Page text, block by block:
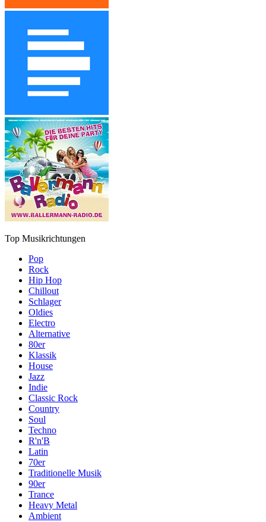
Top Musikrichtungen
Pop
Rock
Hip Hop
Chillout
Schlager
Oldies
Electro
Alternative
80er
Klassik
House
Jazz
Indie
Classic Rock
Country
Soul
Techno
R'n'B
Latin
70er
Traditionelle Musik
90er
Trance
Heavy Metal
Ambient